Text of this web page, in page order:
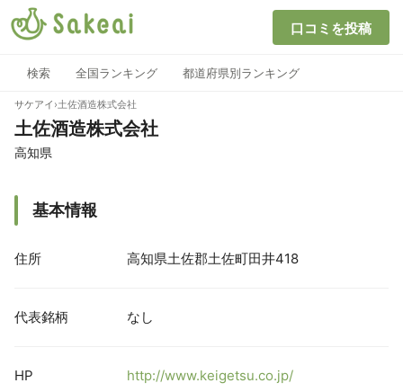
口コミを投稿
検索 全国ランキング 都道府県別ランキング
サケアイ ›土佐酒造株式会社
土佐酒造株式会社
高知県
基本情報
住所 高知県土佐郡土佐町田井418
代表銘柄 なし
HP http://www.keigetsu.co.jp/